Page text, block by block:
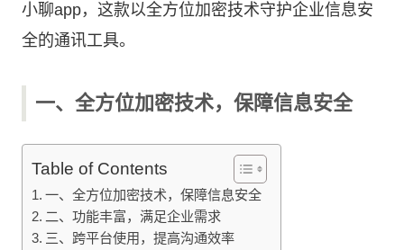
小聊app，这款以全方位加密技术守护企业信息安
全的通讯工具。
一、全方位加密技术，保障信息安全
Table of Contents
一、全方位加密技术，保障信息安全
二、功能丰富，满足企业需求
三、跨平台使用，提高沟通效率